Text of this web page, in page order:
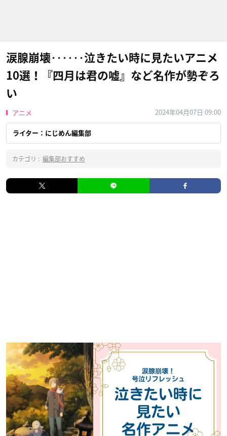
涙腺崩壊‥‥‥泣きたい時に見たいアニメ
10選！『四月は君の嘘』など名作が勢ぞろ
い
アニメ 2024年04月07日 09:00
ライター：にじめん編集部
カテゴリ : 編集部おすすめ